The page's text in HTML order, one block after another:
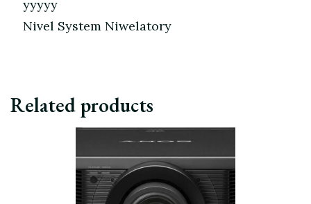
yyyyy
Nivel System Niwelatory
Related products